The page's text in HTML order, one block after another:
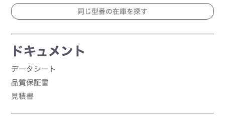
ドキュメント
データシート
品質保証書
見積書